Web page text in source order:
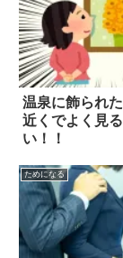
温泉に飾られた
近くでよく見
い！！
ためになる